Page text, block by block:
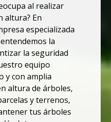
al realizar
altura? En
especializada
la
la seguridad
equipo
y con amplia
altura de árboles,
y terrenos,
tus árboles